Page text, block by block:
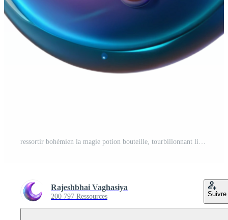
ressortir bohémien la magie potion bouteille, tourbillonnant liquide, Liège bouchon, verre Fiole non Contexte avec transparent Contexte. ultra HD PNG Gratuit
Rajeshbhai Vaghasiya
200 797 Ressources Suivre